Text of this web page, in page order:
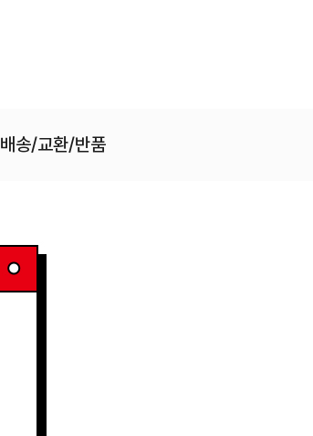
배송/교환/반품